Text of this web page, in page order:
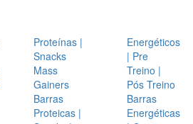
Proteínas |
Snacks
Mass
Gainers
Barras
Proteicas |
Energéticos
| Pre
Treino |
Pós Treino
Barras
Energéticas